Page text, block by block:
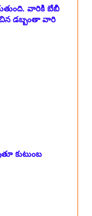
వారికి బేబీ
డబ్బంతా వారి
కుటుంబ